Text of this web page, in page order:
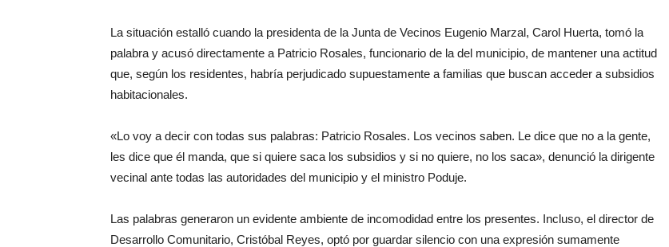
La situación estalló cuando la presidenta de la Junta de Vecinos Eugenio Marzal, Carol Huerta, tomó la
palabra y acusó directamente a Patricio Rosales, funcionario de la del municipio, de mantener una actitud
que, según los residentes, habría perjudicado supuestamente a familias que buscan acceder a subsidios
habitacionales.
«Lo voy a decir con todas sus palabras: Patricio Rosales. Los vecinos saben. Le dice que no a la gente,
les dice que él manda, que si quiere saca los subsidios y si no quiere, no los saca», denunció la dirigente
vecinal ante todas las autoridades del municipio y el ministro Poduje.
Las palabras generaron un evidente ambiente de incomodidad entre los presentes. Incluso, el director de
Desarrollo Comunitario, Cristóbal Reyes, optó por guardar silencio con una expresión sumamente